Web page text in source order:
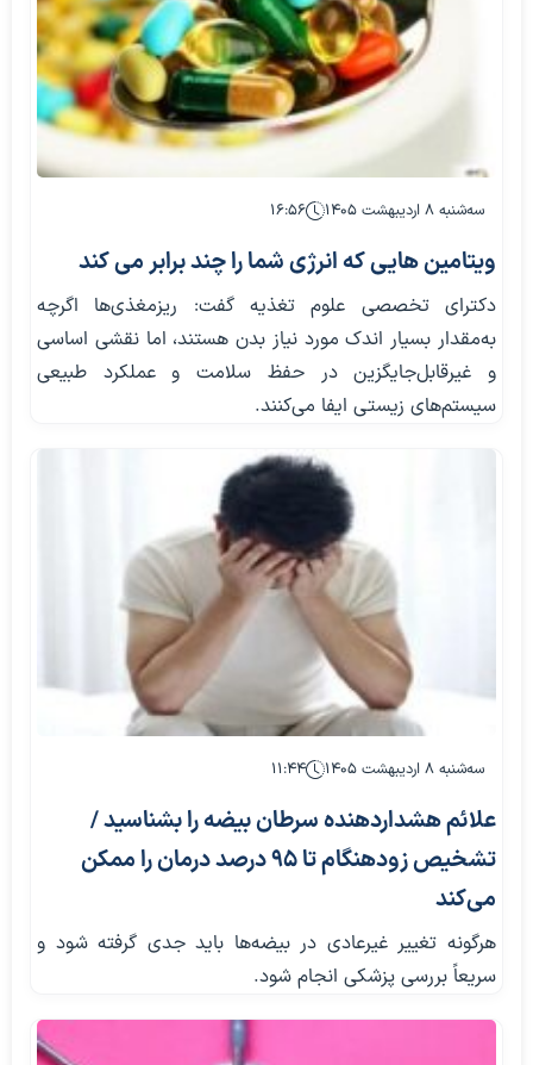
سه‌شنبه ۸ اردیبهشت ۱۴۰۵ ۱۶:۵۶
ویتامین هایی که انرژی شما را چند برابر می کند
دکترای تخصصی علوم تغذیه گفت: ریزمغذی‌ها اگرچه
به‌مقدار بسیار اندک مورد نیاز بدن هستند، اما نقشی اساسی
و غیرقابل‌جایگزین در حفظ سلامت و عملکرد طبیعی
سیستم‌های زیستی ایفا می‌کنند.
سه‌شنبه ۸ اردیبهشت ۱۴۰۵ ۱۱:۴۴
علائم هشداردهنده سرطان بیضه را بشناسید /
تشخیص زودهنگام تا ۹۵ درصد درمان را ممکن
می‌کند
هرگونه تغییر غیرعادی در بیضه‌ها باید جدی گرفته شود و
سریعاً بررسی پزشکی انجام شود.